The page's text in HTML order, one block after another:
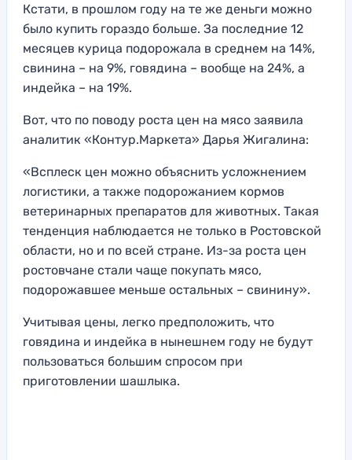
Кстати, в прошлом году на те же деньги можно
было купить гораздо больше. За последние 12
месяцев курица подорожала в среднем на 14%,
свинина – на 9%, говядина – вообще на 24%, а
индейка – на 19%.
Вот, что по поводу роста цен на мясо заявила
аналитик «Контур.Маркета» Дарья Жигалина:
«Всплеск цен можно объяснить усложнением
логистики, а также подорожанием кормов
ветеринарных препаратов для животных. Такая
тенденция наблюдается не только в Ростовской
области, но и по всей стране. Из-за роста цен
ростовчане стали чаще покупать мясо,
подорожавшее меньше остальных – свинину».
Учитывая цены, легко предположить, что
говядина и индейка в нынешнем году не будут
пользоваться большим спросом при
приготовлении шашлыка.